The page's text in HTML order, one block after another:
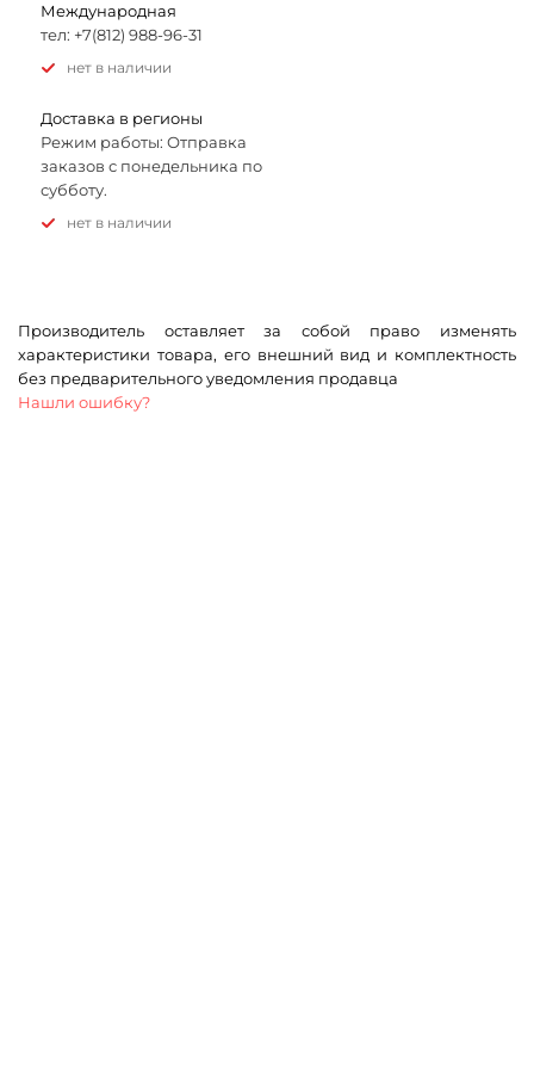
Международная
тел: +7(812) 988-96-31
Нет в наличии
Доставка в регионы
Режим работы: Отправка
заказов с понедельника по
субботу.
Нет в наличии
Производитель оставляет за собой право изменять
характеристики товара, его внешний вид и комплектность
без предварительного уведомления продавца
Нашли ошибку?